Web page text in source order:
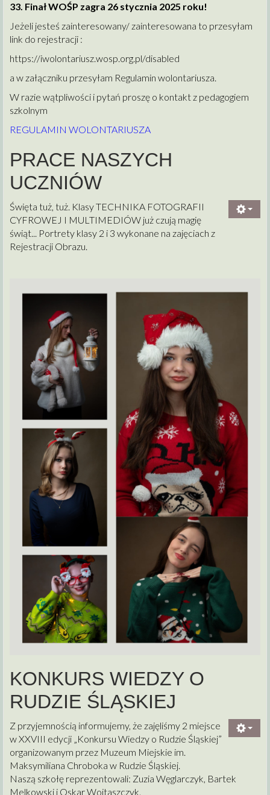
33. Finał WOŚP zagra 26 stycznia 2025 roku!
Jeżeli jesteś zainteresowany/ zainteresowana to przesyłam
link do rejestracji :
https://iwolontariusz.wosp.org.pl/disabled
a w załączniku przesyłam Regulamin wolontariusza.
W razie wątpliwości i pytań proszę o kontakt z pedagogiem
szkolnym
REGULAMIN WOLONTARIUSZA
PRACE NASZYCH
UCZNIÓW
Święta tuż, tuż. Klasy TECHNIKA FOTOGRAFII
CYFROWEJ I MULTIMEDIÓW już czują magię
świąt... Portrety klasy 2 i 3 wykonane na zajęciach z
Rejestracji Obrazu.
KONKURS WIEDZY O
RUDZIE ŚLĄSKIEJ
Z przyjemnością informujemy, że zajęliśmy 2 miejsce
w XXVIII edycji „Konkursu Wiedzy o Rudzie Śląskiej”
organizowanym przez Muzeum Miejskie im.
Maksymiliana Chroboka w Rudzie Śląskiej.
Naszą szkołę reprezentowali: Zuzia Węglarczyk, Bartek
Melkowski i Oskar Wojtaszczyk.